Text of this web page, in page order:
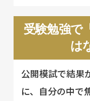
受験勉強で
は
公開模試で結果
に、自分の中で